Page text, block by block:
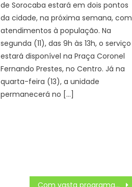
de Sorocaba estará em dois pontos
da cidade, na próxima semana, com
atendimentos à população. Na
segunda (11), das 9h às 13h, o serviço
estará disponível na Praça Coronel
Fernando Prestes, no Centro. Já na
quarta-feira (13), a unidade
permanecerá no […]
Com vasta programação de dezembro e janeiro, Prefeitura garante a João Pessoa um dos melhores verões de todos os tempos